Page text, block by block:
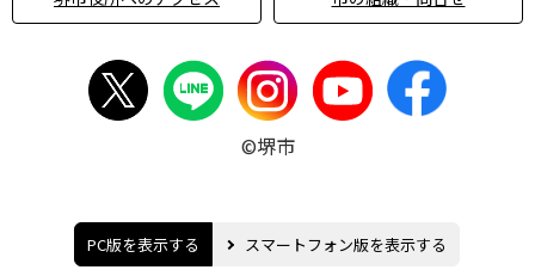
©堺市
PC版を表示する スマートフォン版を表示する